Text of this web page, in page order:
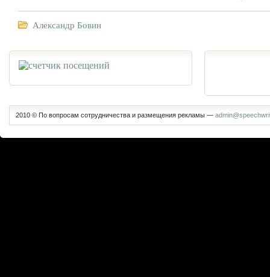
Александр Бовин
2010 © По вопросам сотрудничества и размещения рекламы —